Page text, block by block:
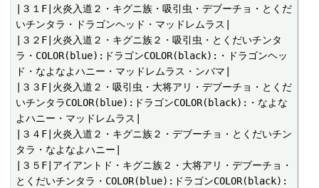
|３１F|火炎入道２・キグニ族・吸引虫・デブーチョ・とくだ
いチンタラ・ドラゴンヘッド・マッドレムラス|
|３２F|火炎入道２・キグニ族２・吸引虫・とくだいチンタ
ラ・COLOR(blue):ドラゴンCOLOR(black):・ドラゴンヘッ
ド・なよなよハニー・マッドレムラス・ンバマ|
|３３F|火炎入道２・吸引虫・大将アリ・デブーチョ・とくだ
いチンタラCOLOR(blue):ドラゴンCOLOR(black):・なよな
よハニー・マッドレムラス|
|３４F|火炎入道２・キグニ族２・デブーチョ・とくだいチン
タラ・なよなよハニー|
|３５F|アイアントド・キグニ族２・大将アリ・デブーチョ・
とくだいチンタラ・COLOR(blue):ドラゴンCOLOR(black):